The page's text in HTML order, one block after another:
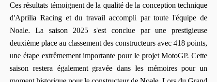
Ces résultats témoignent de la qualité de la conception technique
d'Aprilia Racing et du travail accompli par toute l'équipe de
Noale. La saison 2025 s'est conclue par une prestigieuse
deuxième place au classement des constructeurs avec 418 points,
une étape extrêmement importante pour le projet MotoGP. Cette
saison restera également gravée dans les mémoires pour un